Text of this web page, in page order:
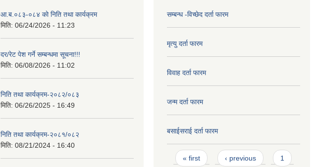
आ.ब.०८३-०८४ काे निति तथा कार्यक्रम
मिति: 06/24/2026 - 11:23
दर/रेट पेश गर्ने सम्बन्धमा सूचना!!!
मिति: 06/08/2026 - 11:02
निति तथा कार्यक्रम-२०८२/०८३
मिति: 06/26/2025 - 16:49
निति तथा कार्यक्रम-२०८१/०८२
मिति: 08/21/2024 - 16:40
सम्बन्ध -विच्छेद दर्ता फारम
मृत्यु दर्ता फारम
विवाह दर्ता फारम
जन्म दर्ता फारम
बसाईसराई दर्ता फारम
Pages
« first ‹ previous
1